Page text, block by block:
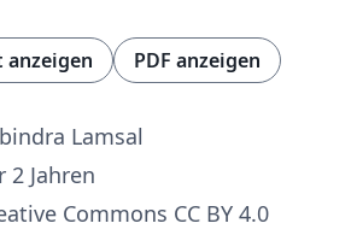
PDF anzeigen
Lamsal
2 Jahren
Commons CC BY 4.0